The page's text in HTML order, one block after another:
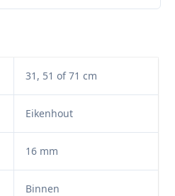
31, 51 of 71 cm
Eikenhout
16 mm
Binnen